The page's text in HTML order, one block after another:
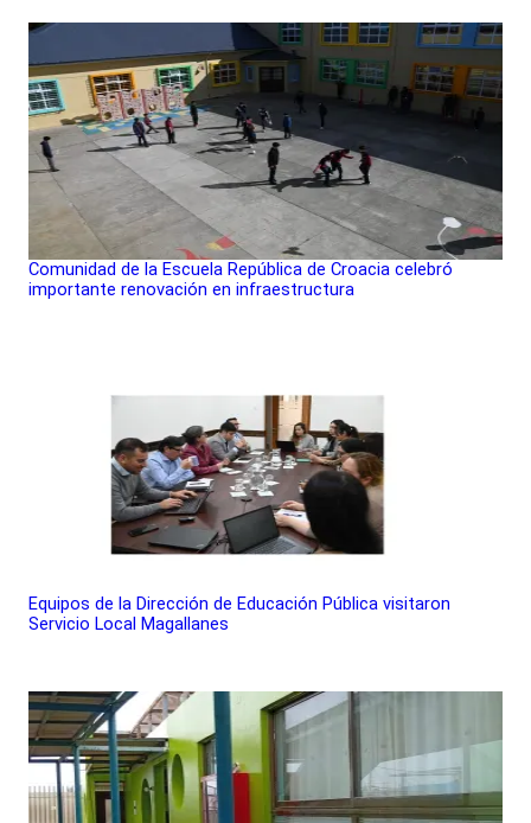
Comunidad de la Escuela República de Croacia celebró
importante renovación en infraestructura
Equipos de la Dirección de Educación Pública visitaron
Servicio Local Magallanes